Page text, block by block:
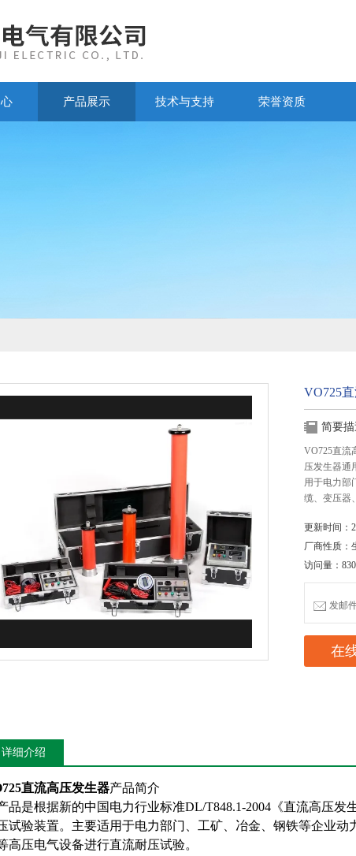
产品展示 技术与支持 荣誉资质
VO725
简要描
VO725直流
压发生器通
用于电力部
缆、变压器
更新时间：
厂商性质：
访问量：830
发邮
在
详细介绍
直流高压发生器产品简介
品是根据新的中国电力行业标准DL/T848.1-2004《直流高压
试验装置。主要适用于电力部门、工矿、冶金、钢铁等企业
高压电气设备进行直流耐压试验。